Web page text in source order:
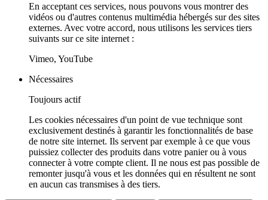
En acceptant ces services, nous pouvons vous montrer des
vidéos ou d'autres contenus multimédia hébergés sur des sites
externes. Avec votre accord, nous utilisons les services tiers
suivants sur ce site internet :
Vimeo, YouTube
Nécessaires
Toujours actif
Les cookies nécessaires d'un point de vue technique sont
exclusivement destinés à garantir les fonctionnalités de base
de notre site internet. Ils servent par exemple à ce que vous
puissiez collecter des produits dans votre panier ou à vous
connecter à votre compte client. Il ne nous est pas possible de
remonter jusqu'à vous et les données qui en résultent ne sont
en aucun cas transmises à des tiers.